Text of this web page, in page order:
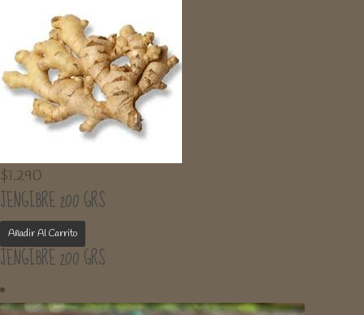
$1.290
JENGIBRE 200 GRS
Añadir Al Carrito
JENGIBRE 200 GRS